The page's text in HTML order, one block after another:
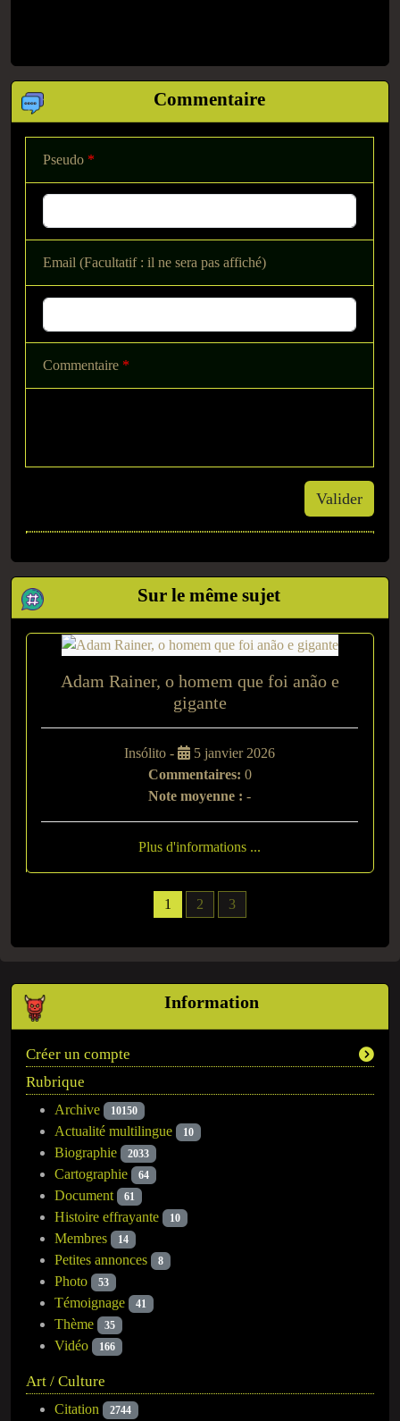
Information
Créer un compte
Rubrique
Archive 10150
Actualité multilingue 10
Biographie 2033
Cartographie 64
Document 61
Histoire effrayante 10
Membres 14
Petites annonces 8
Photo 53
Témoignage 41
Thème 35
Vidéo 166
Art / Culture
Citation 2744
Commentaire
Pseudo *
Email (Facultatif : il ne sera pas affiché)
Commentaire *
Valider
Sur le même sujet
1 2 3
Adam Rainer, o homem que foi anão e
gigante
Insólito -
5 janvier 2026
Commentaires: 0
Note moyenne : -
Plus d'informations ...